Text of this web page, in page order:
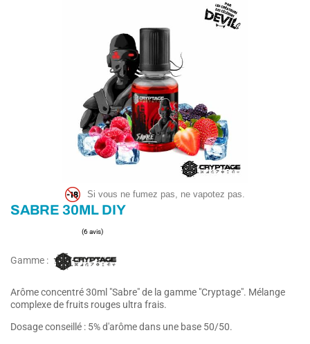
Si vous ne fumez pas, ne vapotez pas.
SABRE 30ML DIY
Gamme :
Arôme concentré 30ml "Sabre" de la gamme "Cryptage". Mélange
complexe de fruits rouges ultra frais.
Dosage conseillé : 5% d'arôme dans une base 50/50.